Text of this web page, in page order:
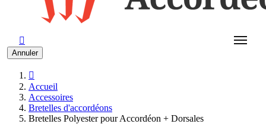

Annuler

Accueil
Accessoires
Bretelles d'accordéons
Bretelles Polyester pour Accordéon + Dorsales